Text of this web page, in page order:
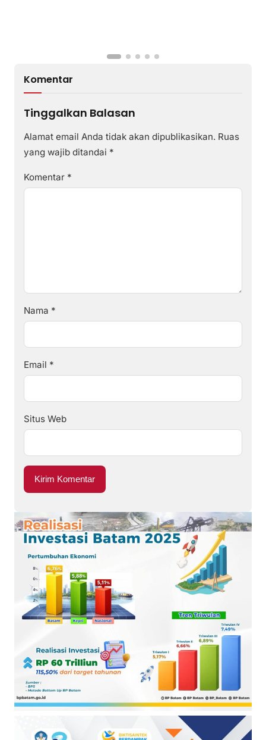
Komentar
Tinggalkan Balasan
Alamat email Anda tidak akan dipublikasikan. Ruas
yang wajib ditandai *
Komentar *
Nama *
Email *
Situs Web